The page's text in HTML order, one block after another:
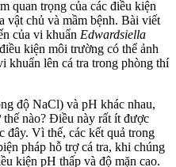
quan trọng của các điều kiện
vật chủ và mầm bệnh. Bài viết
của vi khuẩn Edwardsiella
kiện môi trường có thể ảnh
khuẩn lên cá tra trong phòng thí
độ NaCl) và pH khác nhau,
nào? Điều này rất ít được
đây. Vì thế, các kết quả trong
pháp hỗ trợ cá tra, khi chúng
kiện pH thấp và độ mặn cao.